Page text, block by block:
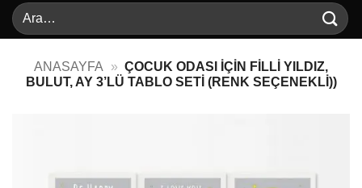
Ara:
ANASAYFA » ÇOCUK ODASI İÇIN FILLI YILDIZ,
BULUT, AY 3’LÜ TABLO SETI (RENK SEÇENEKLI))